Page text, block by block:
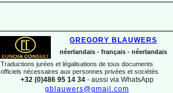
GREGORY BLAUWERS
néerlandais - français - néerlandais
Traductions jurées et légalisations de tous documents
officiels nécessaires aux personnes privées et sociétés
+32 (0)486 95 14 34-aussi via WhatsApp
gblauwers@gmail.com